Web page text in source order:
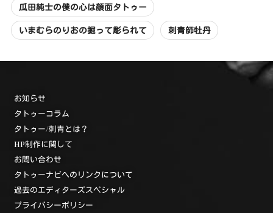
瓜田純士の僕の心は顔面タトゥー
いまむらのりおの掘って彫られて 刺青師牡丹
お知らせ
タトゥーコラム
タトゥー/刺青とは？
HP制作に関して
お問い合わせ
タトゥーナビへのリンクについて
過去のエディターズスペシャル
プライバシーポリシー